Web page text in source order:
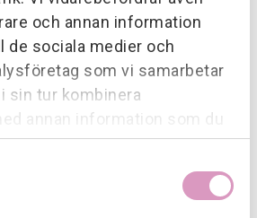
och annan information
de sociala medier och
som vi samarbetar
sin tur kombinera
annan information som du
eller som de har samlat in när